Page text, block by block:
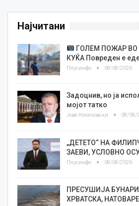
Најчитани
ГОЛЕМ ПОЖАР ВО
КУЌА Повреден е
Плусинфо 08/08/2026
Задоцнив, но ја
мојот татко
Јове Кекеновски 08/08/
„ДЕТЕТО“ НА
ЗАЕВИ, УСЛОВНО
Плусинфо 08/08/2026
ПРЕСУШИЈА
ХРВАТСКА,